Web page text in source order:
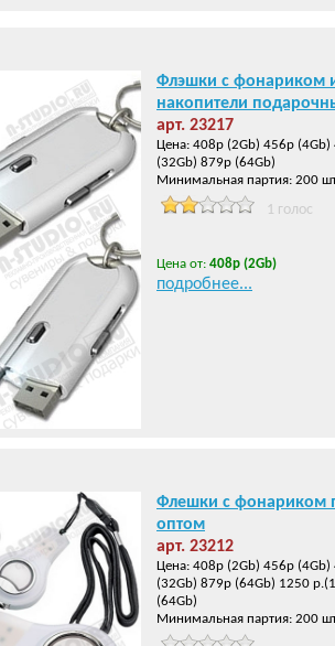
Флэшки с фонариком
накопители
арт. 23217
Цена: 408р (2Gb) 456р
(32Gb) 879р (64Gb)
Минимальная партия: 200
1 голос
Цена от: 408р (2Gb)
подробнее...
Флешки с фонариком
оптом
арт. 23212
Цена: 408р (2Gb) 456р
(32Gb) 879р (64Gb) 1250
(64Gb)
Минимальная партия: 200